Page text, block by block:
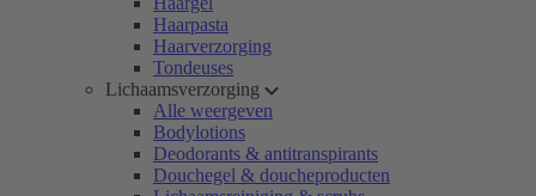
Haarpasta
Haarverzorging
Tondeuses
Lichaamsverzorging
Alle weergeven
Bodylotions
Deodorants & antitranspirants
Douchegel & doucheproducten